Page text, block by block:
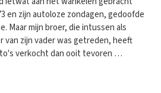
en zijn autoloze zondagen, gedoofde
Maar mijn broer, die intussen als
zijn vader was getreden, heeft
verkocht dan ooit tevoren …